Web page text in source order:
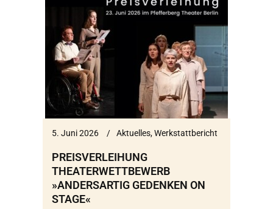
5. Juni 2026 Aktuelles,Werkstattbericht
PREISVERLEIHUNG
THEATERWETTBEWERB
»ANDERSARTIG GEDENKEN ON
STAGE«